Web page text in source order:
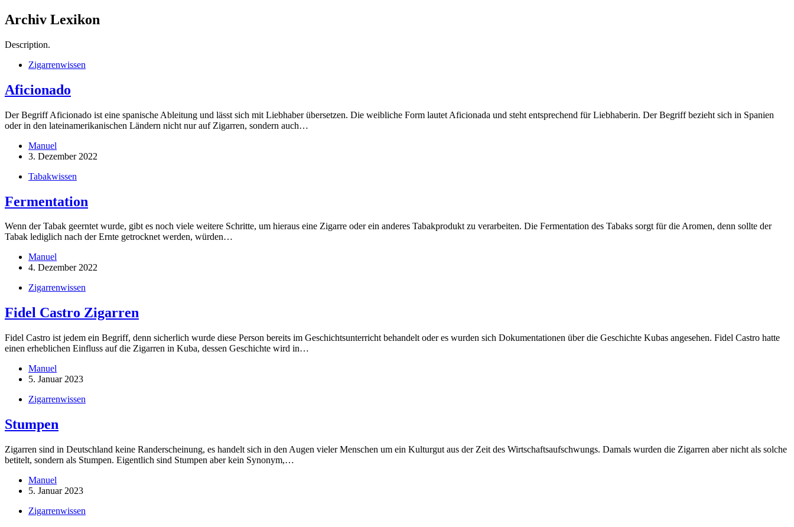
Archiv Lexikon
Description.
Zigarrenwissen
Aficionado
Der Begriff Aficionado ist eine spanische Ableitung und lässt sich mit Liebhaber übersetzen. Die weibliche Form lautet Aficionada und steht entsprechend für Liebhaberin. Der Begriff bezieht sich in Spanien
oder in den lateinamerikanischen Ländern nicht nur auf Zigarren, sondern auch…
Manuel
3. Dezember 2022
Tabakwissen
Fermentation
Wenn der Tabak geerntet wurde, gibt es noch viele weitere Schritte, um hieraus eine Zigarre oder ein anderes Tabakprodukt zu verarbeiten. Die Fermentation des Tabaks sorgt für die Aromen, denn sollte der
Tabak lediglich nach der Ernte getrocknet werden, würden…
Manuel
4. Dezember 2022
Zigarrenwissen
Fidel Castro Zigarren
Fidel Castro ist jedem ein Begriff, denn sicherlich wurde diese Person bereits im Geschichtsunterricht behandelt oder es wurden sich Dokumentationen über die Geschichte Kubas angesehen. Fidel Castro hatte
einen erheblichen Einfluss auf die Zigarren in Kuba, dessen Geschichte wird in…
Manuel
5. Januar 2023
Zigarrenwissen
Stumpen
Zigarren sind in Deutschland keine Randerscheinung, es handelt sich in den Augen vieler Menschen um ein Kulturgut aus der Zeit des Wirtschaftsaufschwungs. Damals wurden die Zigarren aber nicht als solche
betitelt, sondern als Stumpen. Eigentlich sind Stumpen aber kein Synonym,…
Manuel
5. Januar 2023
Zigarrenwissen